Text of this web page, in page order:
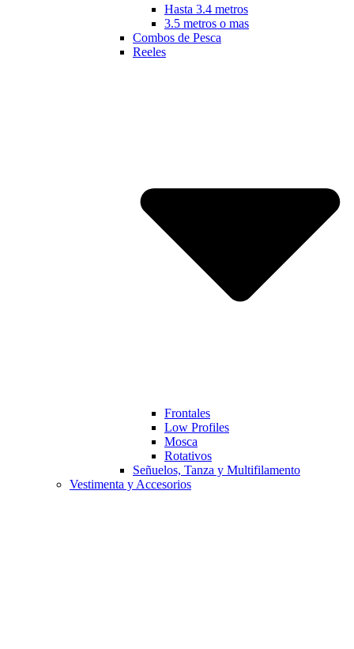
Hasta 3.4 metros
3.5 metros o mas
Combos de Pesca
Reeles
Frontales
Low Profiles
Mosca
Rotativos
Señuelos, Tanza y Multifilamento
Vestimenta y Accesorios